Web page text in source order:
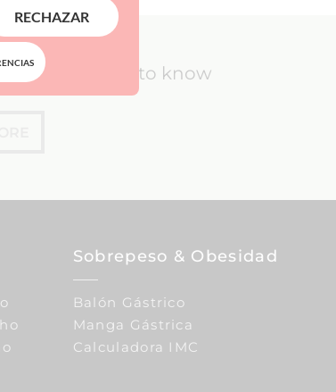
you need to know
Sobrepeso & Obesidad
Balón Gástrico
Manga Gástrica
Calculadora IMC
RECHAZAR